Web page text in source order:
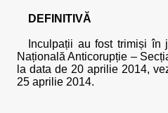
DEFINITIVĂ
Inculpații au fost trimiși în
Națională Anticorupție –
la data de 20 aprilie 2014,
25 aprilie 2014.